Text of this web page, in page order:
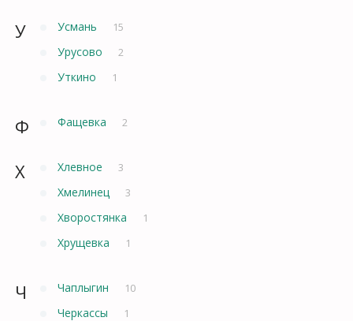
У Усмань 15
Урусово 2
Уткино 1
Ф Фащевка 2
Х Хлевное 3
Хмелинец 3
Хворостянка 1
Хрущевка 1
Ч Чаплыгин 10
Черкассы 1